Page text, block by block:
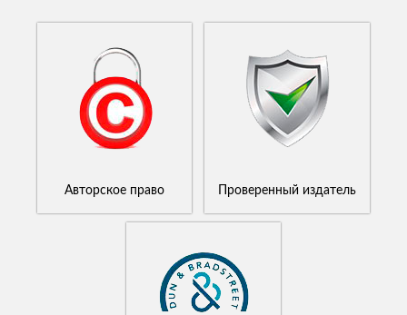
Авторское право Проверенный издатель